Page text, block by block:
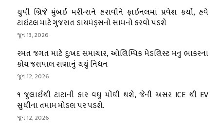
યુપી બ્રિજે મુંબઈ મરીન્સને હરાવીને ફાઇનલમાં પ્રવેશ કર્યો, હવે
ટાઇટલ માટે ગુજરાત ડાયમંડ્સનો સામનો કરવો પડશે
જૂન 13, 2026
રમત જગત માટે દુ:ખદ સમાચાર, ઓલિમ્પિક મેડલિસ્ટ મનુ ભાકરના
કોચ જસપાલ રાણાનું થયું નિધન
જૂન 12, 2026
૧ જુલાઈથી ટાટાની કાર વધુ મોંઘી થશે, જેની અસર ICE થી EV
સુધીના તમામ મોડલ પર પડશે.
જૂન 12, 2026